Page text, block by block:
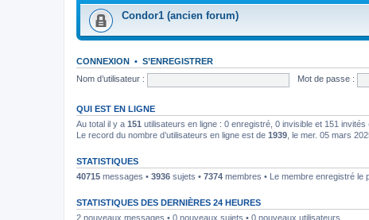
Condor1 (ancien forum)
CONNEXION • S’ENREGISTRER
Nom d’utilisateur :
Mot de passe :
QUI EST EN LIGNE
Au total il y a 151 utilisateurs en ligne : 0 enregistré, 0 invisible et 151
Le record du nombre d’utilisateurs en ligne est de 1939 , le mer. 05 mars
STATISTIQUES
40715 messages • 3936 sujets • 7374 membres • Le membre enregistré le
STATISTIQUES DES DERNIÈRES 24 HEURES
2 nouveaux messages • 0 nouveaux sujets • 0 nouveaux utilisateurs